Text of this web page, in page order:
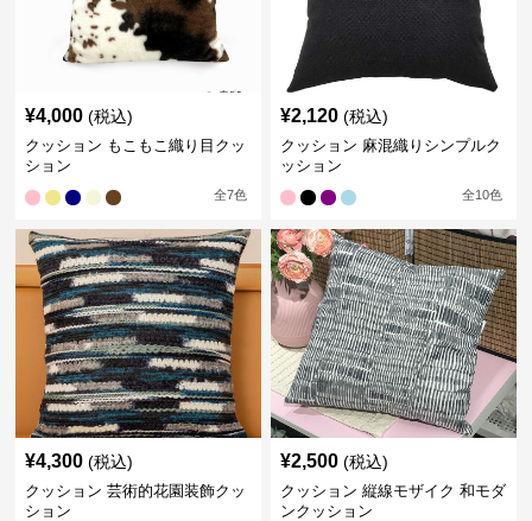
¥4,000 (税込)
クッション もこもこ織り目クッ
ション
全7色
¥2,120 (税込)
クッション 麻混織りシンプルク
ッション
全10色
¥4,300 (税込)
クッション 芸術的花園装飾クッ
ション
¥2,500 (税込)
クッション 縦線モザイク 和モダ
ンクッション